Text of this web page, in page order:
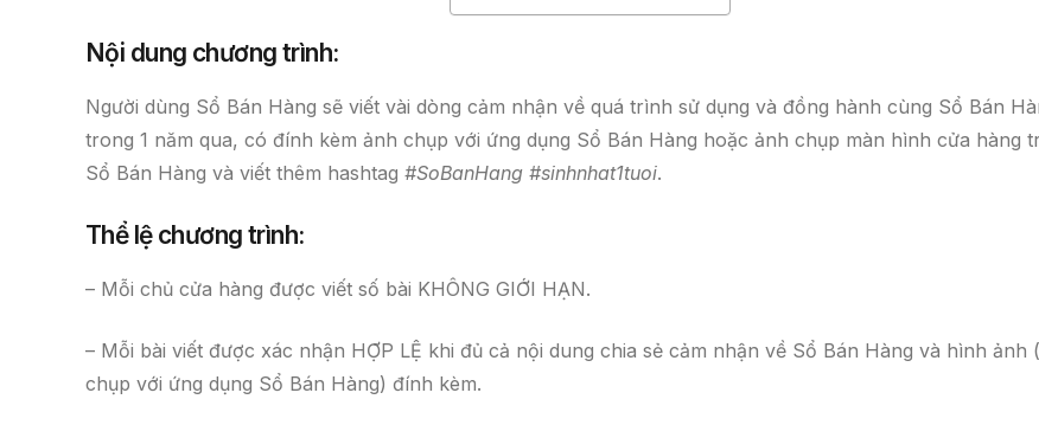
Nội dung chương trình:
Người dùng Sổ Bán Hàng sẽ viết vài dòng cảm nhận về quá trình sử dụng và đồng hành cùng Sổ Bán
trong 1 năm qua, có đính kèm ảnh chụp với ứng dụng Sổ Bán Hàng hoặc ảnh chụp màn hình cửa hàng
Sổ Bán Hàng và viết thêm hashtag #SoBanHang #sinhnhat1tuoi.
Thể lệ chương trình:
– Mỗi chủ cửa hàng được viết số bài KHÔNG GIỚI HẠN.
– Mỗi bài viết được xác nhận HỢP LỆ khi đủ cả nội dung chia sẻ cảm nhận về Sổ Bán Hàng và hình ảnh
chụp với ứng dụng Sổ Bán Hàng) đính kèm.